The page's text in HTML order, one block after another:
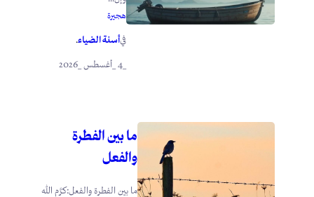
هجيرة
فيأسنة الضياء.
_4 _أغسطس _2026
ما بين الفطرة
والفعل
ما بين الفطرة والفعل:كرَّم الله